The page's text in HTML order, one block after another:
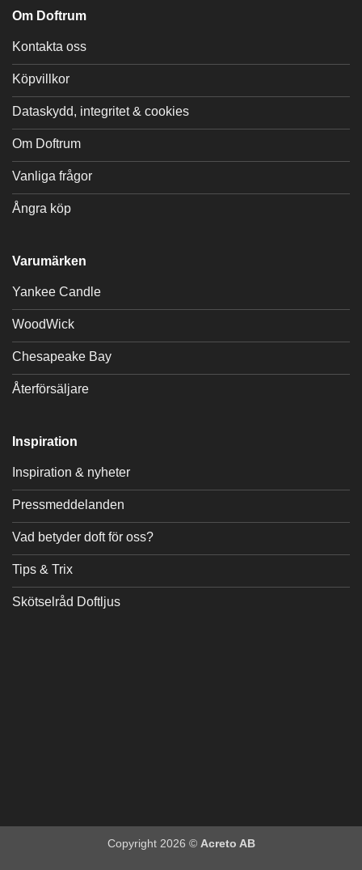
Om Doftrum
Kontakta oss
Köpvillkor
Dataskydd, integritet & cookies
Om Doftrum
Vanliga frågor
Ångra köp
Varumärken
Yankee Candle
WoodWick
Chesapeake Bay
Återförsäljare
Inspiration
Inspiration & nyheter
Pressmeddelanden
Vad betyder doft för oss?
Tips & Trix
Skötselråd Doftljus
Copyright 2026 © Acreto AB